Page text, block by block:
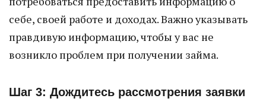
себе, своей работе и доходах. Важно указывать
правдивую информацию, чтобы у вас не
возникло проблем при получении займа.
Шаг 3: Дождитесь рассмотрения заявки